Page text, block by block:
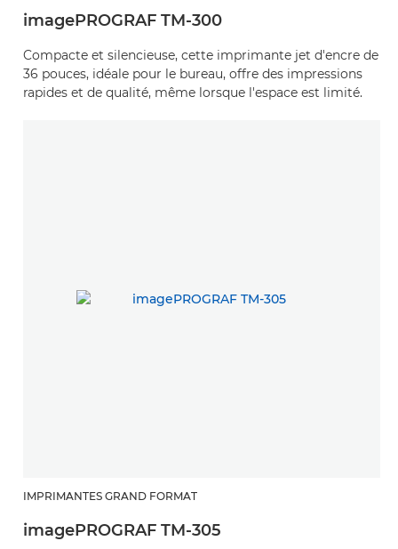
imagePROGRAF TM-300
Compacte et silencieuse, cette imprimante jet d'encre de
36 pouces, idéale pour le bureau, offre des impressions
rapides et de qualité, même lorsque l'espace est limité.
IMPRIMANTES GRAND FORMAT
imagePROGRAF TM-305